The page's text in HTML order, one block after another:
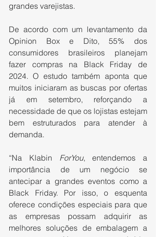
grandes varejistas.
De acordo com um levantamento da
Opinion Box e Dito, 55% dos
consumidores brasileiros planejam
fazer compras na Black Friday de
2024. O estudo também aponta que
muitos iniciaram as buscas por ofertas
já em setembro, reforçando a
necessidade de que os lojistas estejam
bem estruturados para atender à
demanda.
“Na Klabin ForYou, entendemos a
importância de um negócio se
antecipar a grandes eventos como a
Black Friday. Por isso, o esquenta
oferece condições especiais para que
as empresas possam adquirir as
melhores soluções de embalagem a